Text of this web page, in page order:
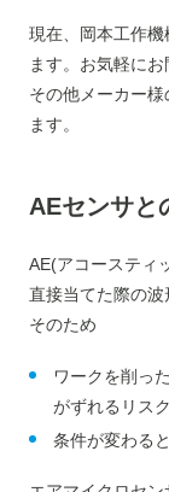
現在、岡本工作
ます。お気軽にお
その他メーカー
ます。
AEセンサと
AE(アコースティ
直接当てた際の波
そのため
ワークを削っ
がずれるリス
条件が変わる